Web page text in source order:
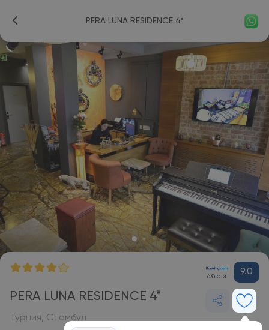
PERA LUNA RESIDENCE 4*
676 отз. 9.0
PERA LUNA RESIDENCE 4*
Турция, Стамбул